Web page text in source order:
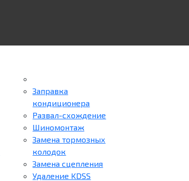
Заправка
кондиционера
Развал-схождение
Шиномонтаж
Замена тормозных
колодок
Замена сцепления
Удаление KDSS